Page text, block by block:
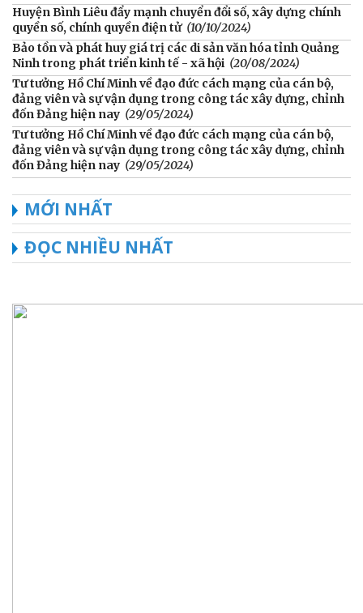
Huyện Bình Liêu đẩy mạnh chuyển đổi số, xây dựng chính
quyền số, chính quyền điện tử (10/10/2024)
Bảo tồn và phát huy giá trị các di sản văn hóa tỉnh Quảng
Ninh trong phát triển kinh tế - xã hội (20/08/2024)
Tư tưởng Hồ Chí Minh về đạo đức cách mạng của cán bộ,
đảng viên và sự vận dụng trong công tác xây dựng, chỉnh
đốn Đảng hiện nay (29/05/2024)
Tư tưởng Hồ Chí Minh về đạo đức cách mạng của cán bộ,
đảng viên và sự vận dụng trong công tác xây dựng, chỉnh
đốn Đảng hiện nay (29/05/2024)
MỚI NHẤT
ĐỌC NHIỀU NHẤT